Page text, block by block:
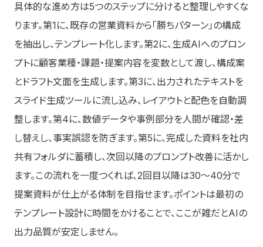
具体的な進め方は5つのステップに分けると整理しやすくな
ります。第1に、既存の営業資料から「勝ちパターン」の構成
を抽出し、テンプレート化します。第2に、生成AIへのプロン
プトに顧客業種・課題・提案内容を変数として渡し、構成案
とドラフト文面を生成します。第3に、出力されたテキストを
スライド生成ツールに流し込み、レイアウトと配色を自動調
整します。第4に、数値データや事例部分を人間が確認・差
し替えし、事実誤認を防ぎます。第5に、完成した資料を社内
共有フォルダに蓄積し、次回以降のプロンプト改善に活かし
ます。この流れを一度つくれば、2回目以降は30〜40分で
提案資料が仕上がる体制を目指せます。ポイントは最初の
テンプレート設計に時間をかけることで、ここが雑だとAIの
出力品質が安定しません。